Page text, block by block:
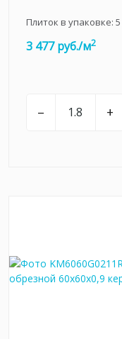
Плиток в упаковке: 5
3 477 руб./м2
– +